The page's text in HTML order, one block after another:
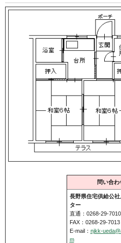
問い合わ
長野県住宅供給公
ター
直通：0268-29-7010
FAX：0268-29-7013
E-mail： njkk-
m